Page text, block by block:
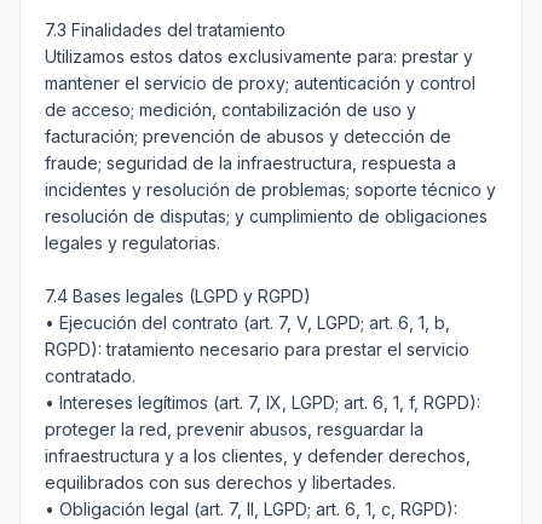
7.3 Finalidades del tratamiento
Utilizamos estos datos exclusivamente para: prestar y
mantener el servicio de proxy; autenticación y control
de acceso; medición, contabilización de uso y
facturación; prevención de abusos y detección de
fraude; seguridad de la infraestructura, respuesta a
incidentes y resolución de problemas; soporte técnico y
resolución de disputas; y cumplimiento de obligaciones
legales y regulatorias.
7.4 Bases legales (LGPD y RGPD)
• Ejecución del contrato (art. 7, V, LGPD; art. 6, 1, b,
RGPD): tratamiento necesario para prestar el servicio
contratado.
• Intereses legítimos (art. 7, IX, LGPD; art. 6, 1, f, RGPD):
proteger la red, prevenir abusos, resguardar la
infraestructura y a los clientes, y defender derechos,
equilibrados con sus derechos y libertades.
• Obligación legal (art. 7, II, LGPD; art. 6, 1, c, RGPD):